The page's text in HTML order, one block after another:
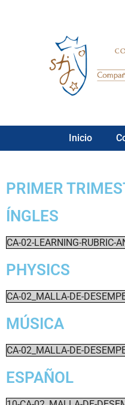
Inicio
PRIMER
ÍNGLES
CA-02-LEARNING-RUBRIC-
PHYSICS
CA-02_MALLA-DE-
MÚSICA
CA-02_MALLA-DE-
ESPAÑOL